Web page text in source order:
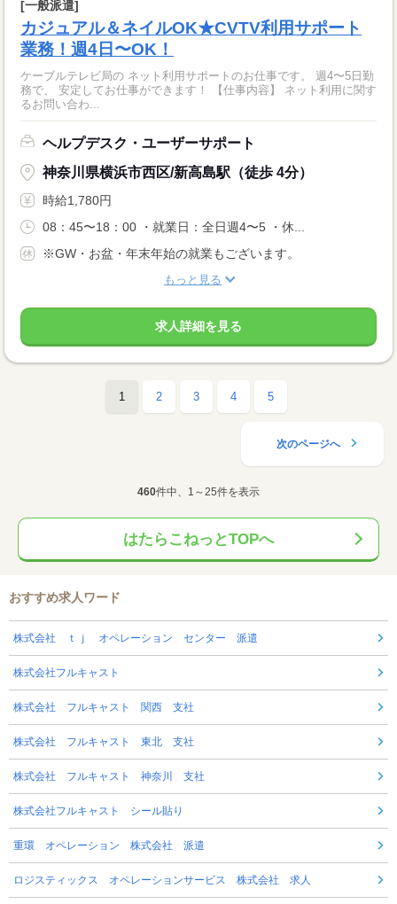
[一般派遣]
カジュアル＆ネイルOK★CVTV利用サポート
業務！週4日〜OK！
ケーブルテレビ局の ネット利用サポートのお仕事です。 週4〜5日勤
務で、 安定してお仕事ができます！ 【仕事内容】 ネット利用に関す
るお問い合わ...
ヘルプデスク・ユーザーサポート
神奈川県横浜市西区/新高島駅（徒歩 4分）
時給1,780円
08：45〜18：00 ・就業日：全日週4〜5 ・休...
※GW・お盆・年末年始の就業もございます。
もっと見る
求人詳細を見る
1 2 3 4 5
次のページへ
460件中、1～25件を表示
はたらこねっとTOPへ
おすすめ求人ワード
株式会社 ｔｊ オペレーション センター 派遣
株式会社フルキャスト
株式会社 フルキャスト 関西 支社
株式会社 フルキャスト 東北 支社
株式会社 フルキャスト 神奈川 支社
株式会社フルキャスト シール貼り
重環 オペレーション 株式会社 派遣
ロジスティックス オペレーションサービス 株式会社 求人